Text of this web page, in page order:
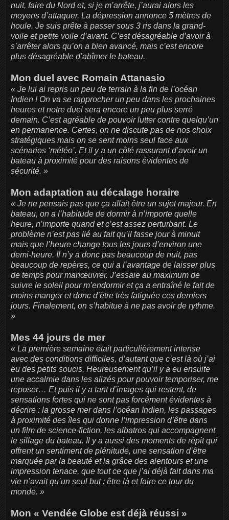
nuit, faire du Nord et, si je m’arrête, j’aurai alors les
moyens d’attaquer. La dépression annonce 5 mètres de
houle. Je suis prête à passer sous 3 ris dans la grand-
voile et petite voile d’avant. C’est désagréable d’avoir à
s’arrêter alors qu’on a bien avancé, mais c’est encore
plus désagréable d’abîmer le bateau.
Mon duel avec Romain Attanasio
« Je lui ai repris un peu de terrain à la fin de l’océan
Indien ! On va se rapprocher un peu dans les prochaines
heures et notre duel sera encore un peu plus serré
demain. C’est agréable de pouvoir lutter contre quelqu’un
en permanence. Certes, on ne discute pas de nos choix
stratégiques mais on se sent moins seul face aux
scénarios ‘météo’. Et il y a un côté rassurant d’avoir un
bateau à proximité pour des raisons évidentes de
sécurité. »
Mon adaptation au décalage horaire
« Je ne pensais pas que ça allait être un sujet majeur. En
bateau, on a l’habitude de dormir à n’importe quelle
heure, n’importe quand et c’est assez perturbant. Le
problème n’est pas lié au fait qu’il fasse jour à minuit
mais que l’heure change tous les jours d’environ une
demi-heure. Il n’y a donc pas beaucoup de nuit, pas
beaucoup de repères, ce qui a l’avantage de laisser plus
de temps pour manœuvrer. J’essaie au maximum de
suivre le soleil pour m’endormir et ça a entraîné le fait de
moins manger et donc d’être très fatiguée ces derniers
jours. Finalement, on s’habitue à ne pas avoir de rythme.
»
Mes 44 jours de mer
« La première semaine était particulièrement intense
avec des conditions difficiles, d’autant que c’est là où j’ai
eu des petits soucis. Heureusement qu’il y a eu ensuite
une accalmie dans les alizés pour pouvoir temporiser, me
reposer… Et puis il y a tant d’images qui restent, de
sensations fortes qui ne sont pas forcément évidentes à
décrire : la grosse mer dans l’océan Indien, les passages
à proximité des îles qui donne l’impression d’être dans
un film de science-fiction, les albatros qui accompagnent
le sillage du bateau. Il y a aussi des moments de répit qui
offrent un sentiment de plénitude, une sensation d’être
marquée par la beauté et la grâce des alentours et une
impression tenace, que tout ce que j’ai déjà fait dans ma
vie n’avait qu’un seul but : être là et faire ce tour du
monde. »
Mon « Vendée Globe est déjà réussi »